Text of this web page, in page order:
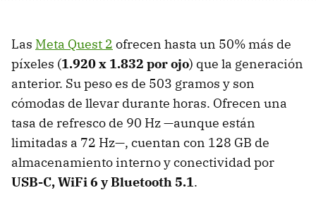
Las Meta Quest 2 ofrecen hasta un 50% más de
píxeles (1.920 x 1.832 por ojo) que la generación
anterior. Su peso es de 503 gramos y son
cómodas de llevar durante horas. Ofrecen una
tasa de refresco de 90 Hz —aunque están
limitadas a 72 Hz—, cuentan con 128 GB de
almacenamiento interno y conectividad por
USB-C, WiFi 6 y Bluetooth 5.1.